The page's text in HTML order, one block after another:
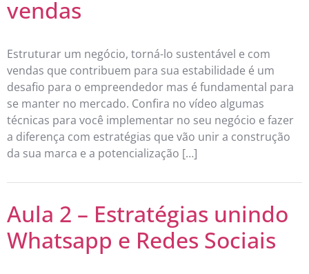
vendas
Estruturar um negócio, torná-lo sustentável e com
vendas que contribuem para sua estabilidade é um
desafio para o empreendedor mas é fundamental para
se manter no mercado. Confira no vídeo algumas
técnicas para você implementar no seu negócio e fazer
a diferença com estratégias que vão unir a construção
da sua marca e a potencialização […]
Aula 2 – Estratégias unindo
Whatsapp e Redes Sociais